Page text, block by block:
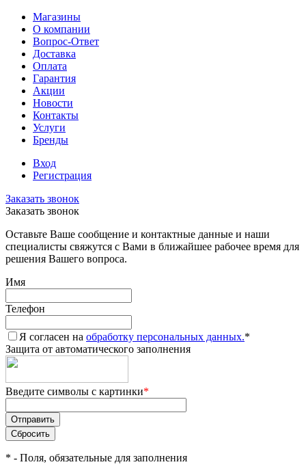
Магазины
О компании
Вопрос-Ответ
Доставка
Оплата
Гарантия
Акции
Новости
Контакты
Услуги
Бренды
Вход
Регистрация
Заказать звонок
Заказать звонок
Оставьте Ваше сообщение и контактные данные и наши
специалисты свяжутся с Вами в ближайшее рабочее время для
решения Вашего вопроса.
Имя
Телефон
Я согласен на обработку персональных данных.*
Защита от автоматического заполнения
Введите символы с картинки*
* - Поля, обязательные для заполнения